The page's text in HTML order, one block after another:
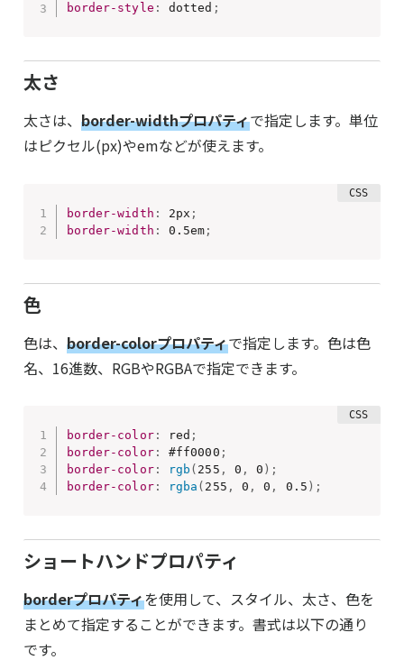
border-style : dotted ;
太さ
太さは、 border-widthプロパティで指定します。単位
はピクセル(px)やemなどが使えます。
border-width : 2px ;
border-width : 0.5em ;
色
色は、 border-colorプロパティで指定します。色は色
名、16進数、RGBやRGBAで指定できます。
border-color: red ;
border-color: #ff0000 ;
border-color: rgb ( 255 , 0 , 0 ) ;
border-color: rgba ( 255 , 0 , 0 , 0.5 ) ;
ショートハンドプロパティ
borderプロパティを使用して、スタイル、太さ、色を
まとめて指定することができます。書式は以下の通り
です。